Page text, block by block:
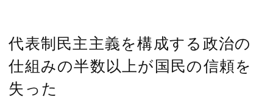
代表制民主主義を構成する政治の
仕組みの半数以上が国民の信頼を
失った